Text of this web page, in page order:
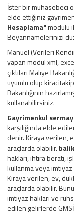
İster bir muhasebeci
elde ettiğiniz
Hesaplama"modülü
Beyannamelerinizi
Manuel (Verileri
yapan modül xml,
çıktıları Maliye
uyumlu olup
Bakanlığının
kullanabilirsiniz.
Gayrimenkul
karşılığında elde
denir. Kiraya verilen,
araçlarda olabilir.
hakları, ihtira beratı,
kullanma veya imtiyaz
Kiraya verilen, ev,
araçlarda olabilir.
imtiyaz hakları ve
edilen gelirlerde GMSİ